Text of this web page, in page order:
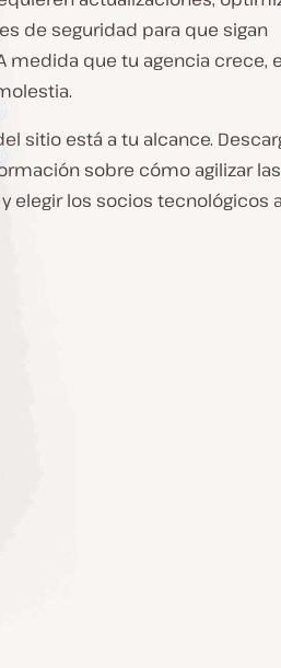
de seguridad para que sigan
medida que tu agencia crece,
sitio está a tu alcance.
sobre cómo agilizar
elegir los socios tecnológicos